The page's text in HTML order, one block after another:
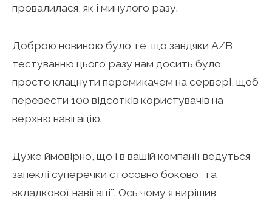
провалилася, як і минулого разу.
Доброю новиною було те, що завдяки A/B
тестуванню цього разу нам досить було
просто клацнути перемикачем на сервері, щоб
перевести 100 відсотків користувачів на
верхню навігацію.
Дуже ймовірно, що і в вашій компанії ведуться
запеклі суперечки стосовно бокової та
вкладкової навігації. Ось чому я вирішив